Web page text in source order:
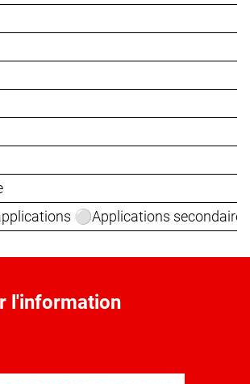
⚪️Applications secondaires
l'information